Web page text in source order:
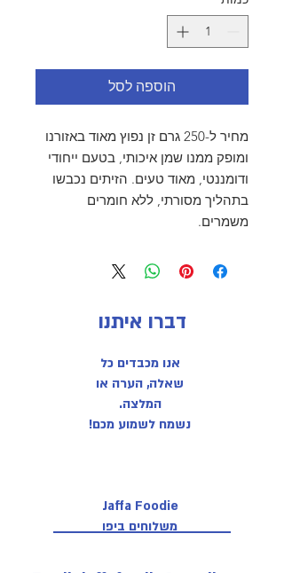
הוספה לסל
מחיר ל-250 גרם זן נפוץ מאוד באזורנו
ומופק ממנו שמן איכותי, בטעם ייחודי
ודומננטי, מאוד טעים. הזיתים נכבשו
בתהליך מסורתי, ללא חומרים
משמרים.
אנו מכבדים כל
שאלה, הערה או
המלצה.
נשמח לשמוע מכם!
Jaffa Foodie
משלוחים ביפו
דברו איתנו